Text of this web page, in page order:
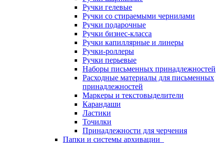
Ручки гелевые
Ручки со стираемыми чернилами
Ручки подарочные
Ручки бизнес-класса
Ручки капиллярные и линеры
Ручки-роллеры
Ручки перьевые
Наборы письменных принадлежностей
Расходные материалы для письменных
принадлежностей
Маркеры и текстовыделители
Карандаши
Ластики
Точилки
Принадлежности для черчения
Папки и системы архивации